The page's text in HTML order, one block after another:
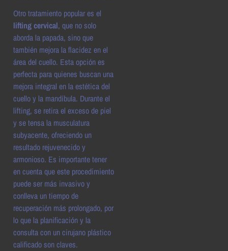
Otro tratamiento popular es el
lifting cervical, que no solo
aborda la papada, sino que
también mejora la flacidez en el
área del cuello. Esta opción es
perfecta para quienes buscan una
mejora integral en la estética del
cuello y la mandíbula. Durante el
lifting, se retira el exceso de piel
y se tensa la musculatura
subyacente, ofreciendo un
resultado rejuvenecido y
armonioso. Es importante tener
en cuenta que este procedimiento
puede ser más invasivo y
conlleva un tiempo de
recuperación más prolongado, por
lo que la planificación y la
consulta con un cirujano plástico
calificado son claves.